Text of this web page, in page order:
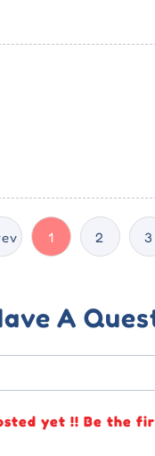
1 2 3
A
yet !! Be the